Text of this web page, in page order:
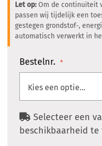
Let op:Om de continuïteit
passen wij tijdelijk een
gestegen grondstof-,
automatisch verwerkt in
Bestelnr.
Selecteer een
beschikbaarheid te